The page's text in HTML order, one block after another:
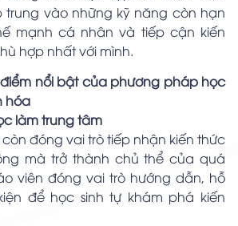
trung vào những kỹ năng còn hạn
mạnh cá nhân và tiếp cận kiến
hợp nhất với mình.
nổi bật của phương pháp học
hóa
làm trung tâm
đóng vai trò tiếp nhận kiến thức
mà trở thành chủ thể của quá
viên đóng vai trò hướng dẫn, hỗ
để học sinh tự khám phá kiến